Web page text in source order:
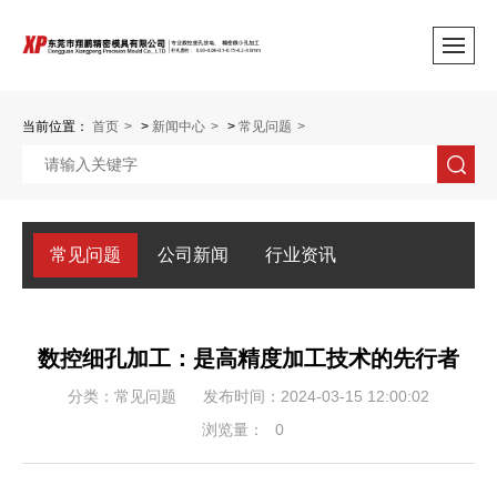
当前位置： 首页 > 新闻中心 > 常见问题
常见问题 公司新闻 行业资讯
数控细孔加工：是高精度加工技术的先行者
分类：常见问题
发布时间：2024-03-15 12:00:02
浏览量：
0